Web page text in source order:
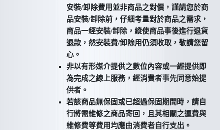
安裝/卸除費用並非商品之對價，謹請您於商
品安裝/卸除前，仔細考量對於商品之需求，
商品一經安裝/卸除，縱使商品事後進行退貨
退款，然安裝費/卸除用仍須收取，敬請您留
心。
非以有形媒介提供之數位內容或一經提供即
為完成之線上服務，經消費者事先同意始提
供者。
若該商品無保固或已超過保固期間時，請自
行將需維修之商品寄回，且其相關之運費與
維修費等費用均應由消費者自行支出。